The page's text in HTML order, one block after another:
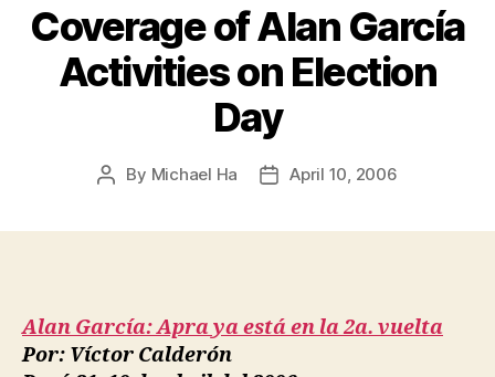
Coverage of Alan García
Activities on Election
Day
Post
By Michael Ha
PostApril 10, 2006
Alan García: Apra ya está en la 2a. vuelta
Por: Víctor Calderón